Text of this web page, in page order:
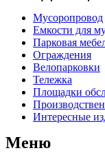
Мусоропровод
Емкости для
Парковая
Ограждения
Велопарковки
Тележка
Площадки
Интересные
Меню